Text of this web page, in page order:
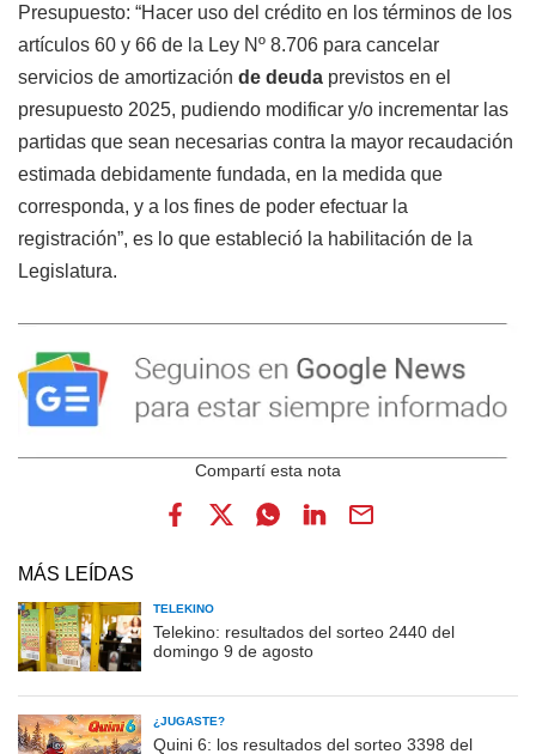
Presupuesto: “Hacer uso del crédito en los términos de los
artículos 60 y 66 de la Ley Nº 8.706 para cancelar
servicios de amortización de deuda previstos en el
presupuesto 2025, pudiendo modificar y/o incrementar las
partidas que sean necesarias contra la mayor recaudación
estimada debidamente fundada, en la medida que
corresponda, y a los fines de poder efectuar la
registración”, es lo que estableció la habilitación de la
Legislatura.
MÁS LEÍDAS
TELEKINO
Telekino: resultados del sorteo 2440 del
domingo 9 de agosto
¿JUGASTE?
Quini 6: los resultados del sorteo 3398 del